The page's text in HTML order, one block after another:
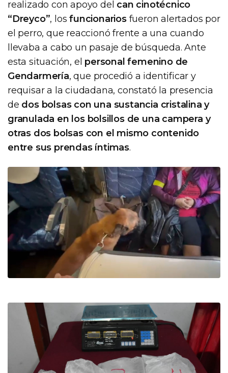
realizado con apoyo del can cinotécnico
“Dreyco”, losfuncionariosfueron alertados por
el perro, que reaccionó frente a una cuando
llevaba a cabo un pasaje de búsqueda. Ante
esta situación, el personal femenino de
Gendarmería, que procedió a identificar y
requisar a la ciudadana, constató la presencia
de dos bolsas con una sustancia cristalina y
granulada en los bolsillos de una campera y
otras dos bolsas con el mismo contenido
entre sus prendas íntimas.